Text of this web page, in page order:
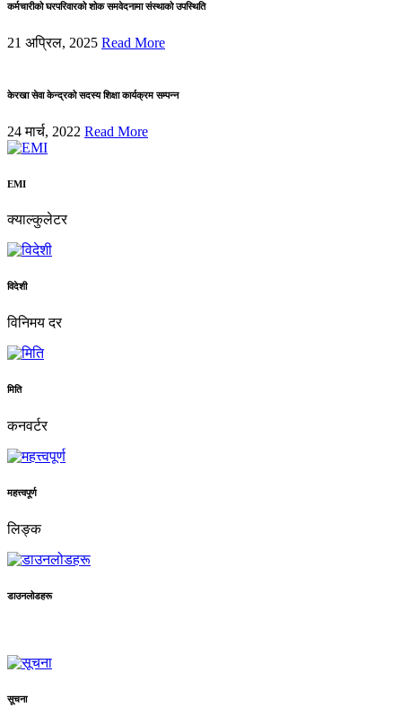
कर्मचारीको घरपरिवारको शोक समवेदनामा संस्थाको उपस्थिति
21 अप्रिल, 2025 Read More
केरखा सेवा केन्द्रको सदस्य शिक्षा कार्यक्रम सम्पन्न
24 मार्च, 2022 Read More
EMI
क्याल्कुलेटर
विदेशी
विनिमय दर
मिति
कनवर्टर
महत्त्वपूर्ण
लिङ्क
डाउनलोडहरू
सूचना